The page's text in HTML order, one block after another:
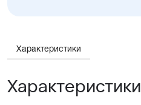
Характеристики
Характеристики